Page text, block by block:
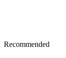
Recommended